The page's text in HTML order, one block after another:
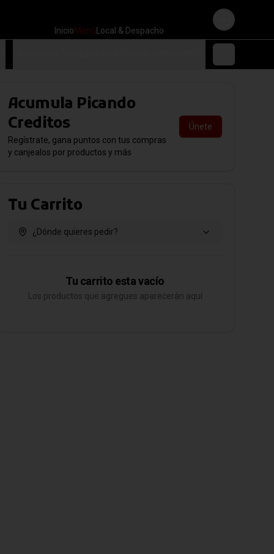
InicioMenú Local & Despacho
Login
Acumula Picando
Creditos
Regístrate, gana puntos con tus compras
y canjealos por productos y más
Únete
Tu Carrito
¿Dónde quieres pedir?
Tu carrito esta vacío
Los productos que agregues aparecerán aquí